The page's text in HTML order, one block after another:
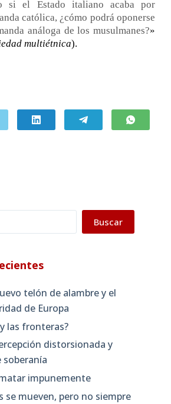
si el Estado italiano acaba por
católica, ¿cómo podrá oponerse
análoga de los musulmanes?»
multiétnica).
Buscar
telón de alambre y el
de Europa
las fronteras?
distorsionada y
impunemente
se mueven, pero no siempre